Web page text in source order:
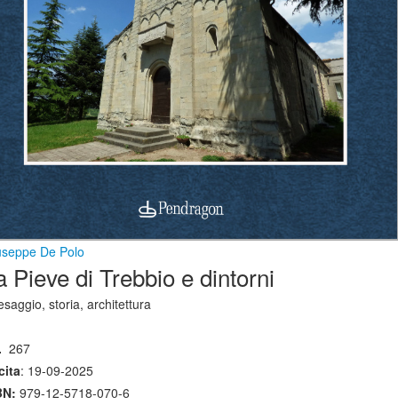
De Polo
Pieve di Trebbio e dintorni
storia, architettura
267
: 19-09-2025
979-12-5718-070-6